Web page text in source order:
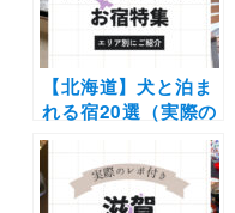
【北海道】犬と泊ま
れる宿20選（実際の
おでかけレポあり）|
コテージやリゾート
ホテルなどエリア別